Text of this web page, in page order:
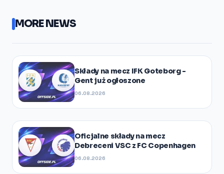
MORE NEWS
Składy na mecz IFK Goteborg -
Gent już ogłoszone
06.08.2026
Oficjalne składy na mecz
Debreceni VSC z FC Copenhagen
06.08.2026